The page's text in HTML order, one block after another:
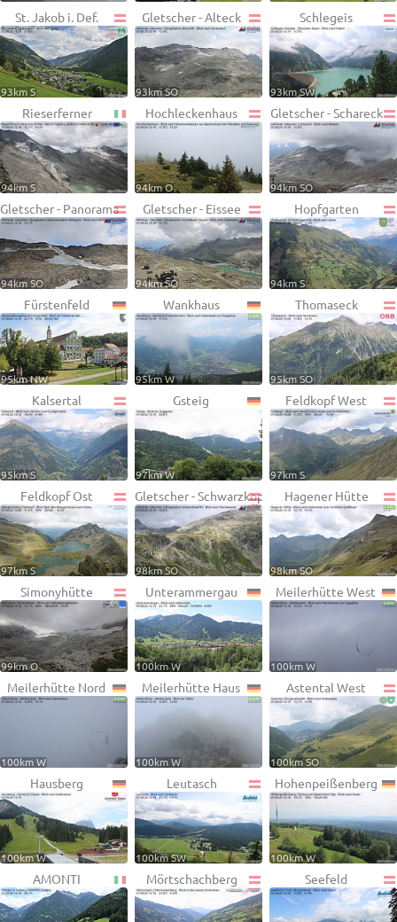
St. Jakob i. Def.
93km S
Gletscher - Alteck
93km SO
Schlegeis
93km SW
Rieserferner
94km S
Hochleckenhaus
94km O
Gletscher - Schareck
94km SO
Gletscher - Panorama
94km SO
Gletscher - Eissee
94km SO
Hopfgarten
94km S
Fürstenfeld
95km NW
Wankhaus
95km W
Thomaseck
95km SO
Kalsertal
95km S
Gsteig
97km W
Feldkopf West
97km S
Feldkopf Ost
97km S
Gletscher - Schwarzkopf
98km SO
Hagener Hütte
98km SO
Simonyhütte
99km O
Unterammergau
100km W
Meilerhütte West
100km W
Meilerhütte Nord
100km W
Meilerhütte Haus
100km W
Astental West
100km SO
Hausberg
100km W
Leutasch
100km SW
Hohenpeißenberg
100km W
AMONTI Mörtschachberg Seefeld